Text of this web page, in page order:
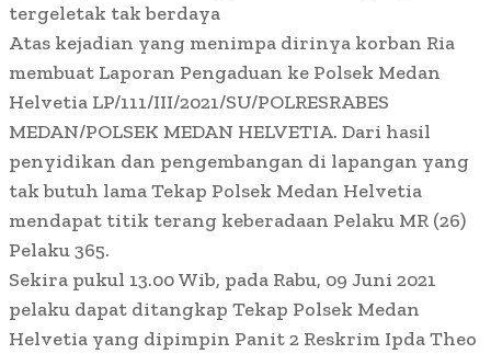
tergeletak tak berdaya
Atas kejadian yang menimpa dirinya korban Ria
membuat Laporan Pengaduan ke Polsek Medan
Helvetia LP/111/III/2021/SU/POLRESRABES
MEDAN/POLSEK MEDAN HELVETIA. Dari hasil
penyidikan dan pengembangan di lapangan yang
tak butuh lama Tekap Polsek Medan Helvetia
mendapat titik terang keberadaan Pelaku MR (26)
Pelaku 365.
Sekira pukul 13.00 Wib, pada Rabu, 09 Juni 2021
pelaku dapat ditangkap Tekap Polsek Medan
Helvetia yang dipimpin Panit 2 Reskrim Ipda Theo